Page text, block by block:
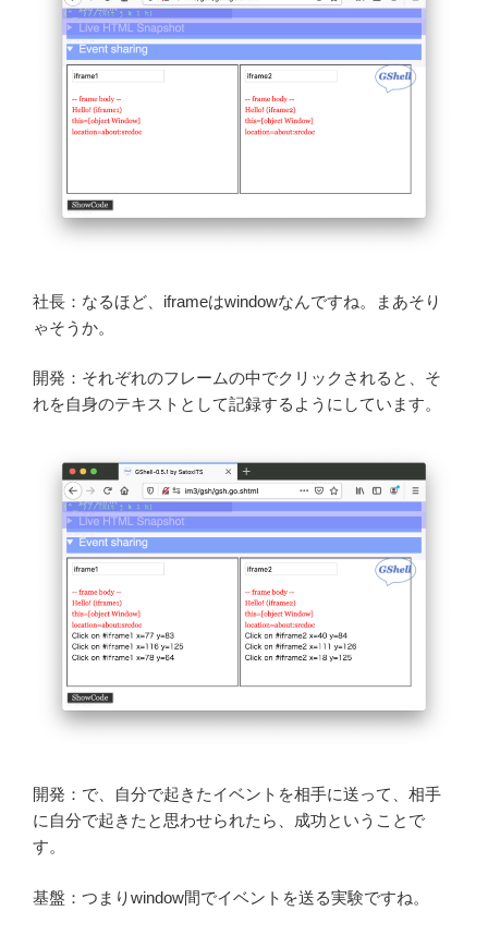
社長：なるほど、iframeはwindowなんですね。まあそり
ゃそうか。
開発：それぞれのフレームの中でクリックされると、そ
れを自身のテキストとして記録するようにしています。
開発：で、自分で起きたイベントを相手に送って、相手
に自分で起きたと思わせられたら、成功ということで
す。
基盤：つまりwindow間でイベントを送る実験ですね。